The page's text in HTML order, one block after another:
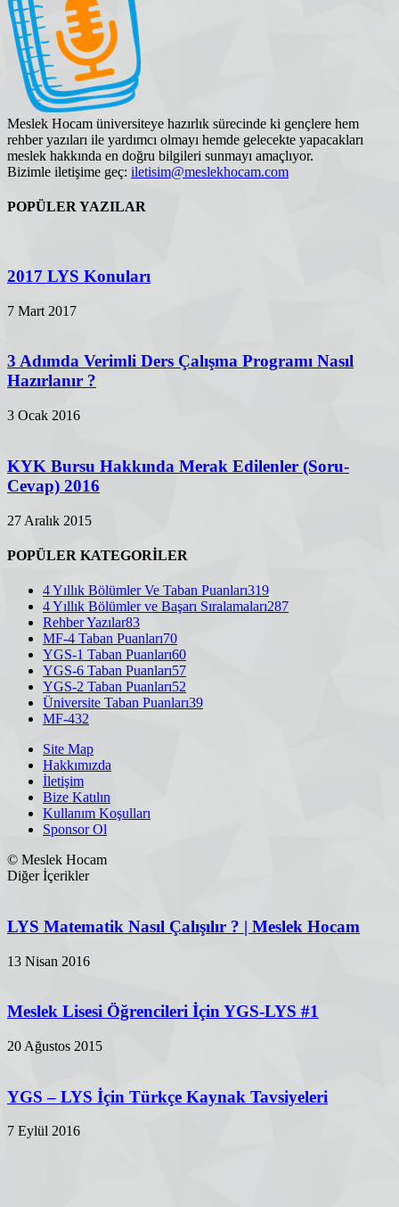
Meslek Hocam üniversiteye hazırlık sürecinde ki gençlere hem
rehber yazıları ile yardımcı olmayı hemde gelecekte yapacakları
meslek hakkında en doğru bilgileri sunmayı amaçlıyor.
Bizimle iletişime geç: iletisim@meslekhocam.com
POPÜLER YAZILAR
2017 LYS Konuları
7 Mart 2017
3 Adımda Verimli Ders Çalışma Programı Nasıl
Hazırlanır ?
3 Ocak 2016
KYK Bursu Hakkında Merak Edilenler (Soru-
Cevap) 2016
27 Aralık 2015
POPÜLER KATEGORİLER
4 Yıllık Bölümler Ve Taban Puanları319
4 Yıllık Bölümler ve Başarı Sıralamaları287
Rehber Yazılar83
MF-4 Taban Puanları70
YGS-1 Taban Puanları60
YGS-6 Taban Puanları57
YGS-2 Taban Puanları52
Üniversite Taban Puanları39
MF-432
Site Map
Hakkımızda
İletişim
Bize Katılın
Kullanım Koşulları
Sponsor Ol
© Meslek Hocam
Diğer İçerikler
LYS Matematik Nasıl Çalışılır ? | Meslek Hocam
13 Nisan 2016
Meslek Lisesi Öğrencileri İçin YGS-LYS #1
20 Ağustos 2015
YGS – LYS İçin Türkçe Kaynak Tavsiyeleri
7 Eylül 2016